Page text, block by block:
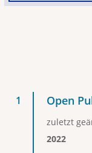
Open
zuletzt
2022